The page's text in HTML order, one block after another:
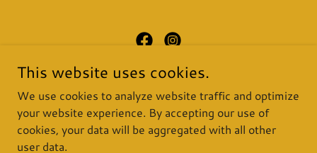
Asociación Cultural Venezolana Carolina
del Norte
Raleigh-Durham, Durham, NC, EE. UU.
This website uses cookies.
We use cookies to analyze website traffic and optimize
your website experience. By accepting our use of
cookies, your data will be aggregated with all other
user data.